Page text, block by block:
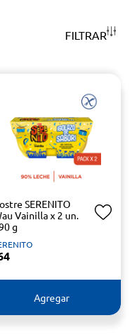
FILTRAR
SERENITO
Vainilla x 2 un.
g
Agregar